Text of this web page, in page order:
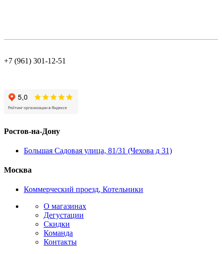
+7 (961) 301-12-51
Ростов-на-Дону
Большая Садовая улица, 81/31 (Чехова д 31)
Москва
Коммерческий проезд, Котельники
О магазинах
Дегустации
Скидки
Команда
Контакты